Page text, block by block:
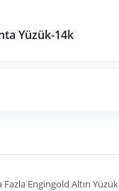
Yüzük-14k
Fazla Engingold Altın Yüzük